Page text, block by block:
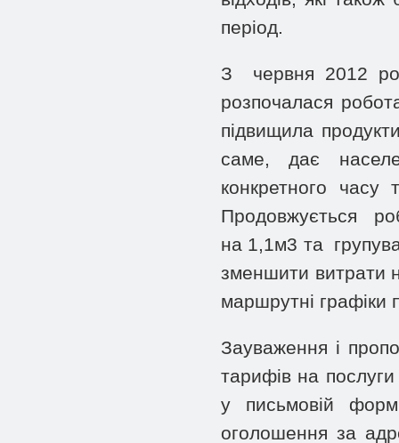
період.
З червня 2012
розпочалася
підвищила
саме, дає
конкретного часу
Продовжується
на 1,1м3 та
зменшити витрати
маршрутні графіки
Зауваження і
тарифів на
у письмовій
оголошення за